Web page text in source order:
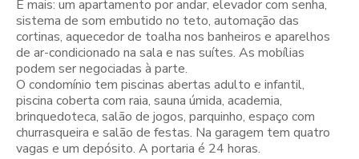
E mais: um apartamento por andar, elevador com senha,
sistema de som embutido no teto, automação das
cortinas, aquecedor de toalha nos banheiros e aparelhos
de ar-condicionado na sala e nas suítes. As mobílias
podem ser negociadas à parte.
O condomínio tem piscinas abertas adulto e infantil,
piscina coberta com raia, sauna úmida, academia,
brinquedoteca, salão de jogos, parquinho, espaço com
churrasqueira e salão de festas. Na garagem tem quatro
vagas e um depósito. A portaria é 24 horas.